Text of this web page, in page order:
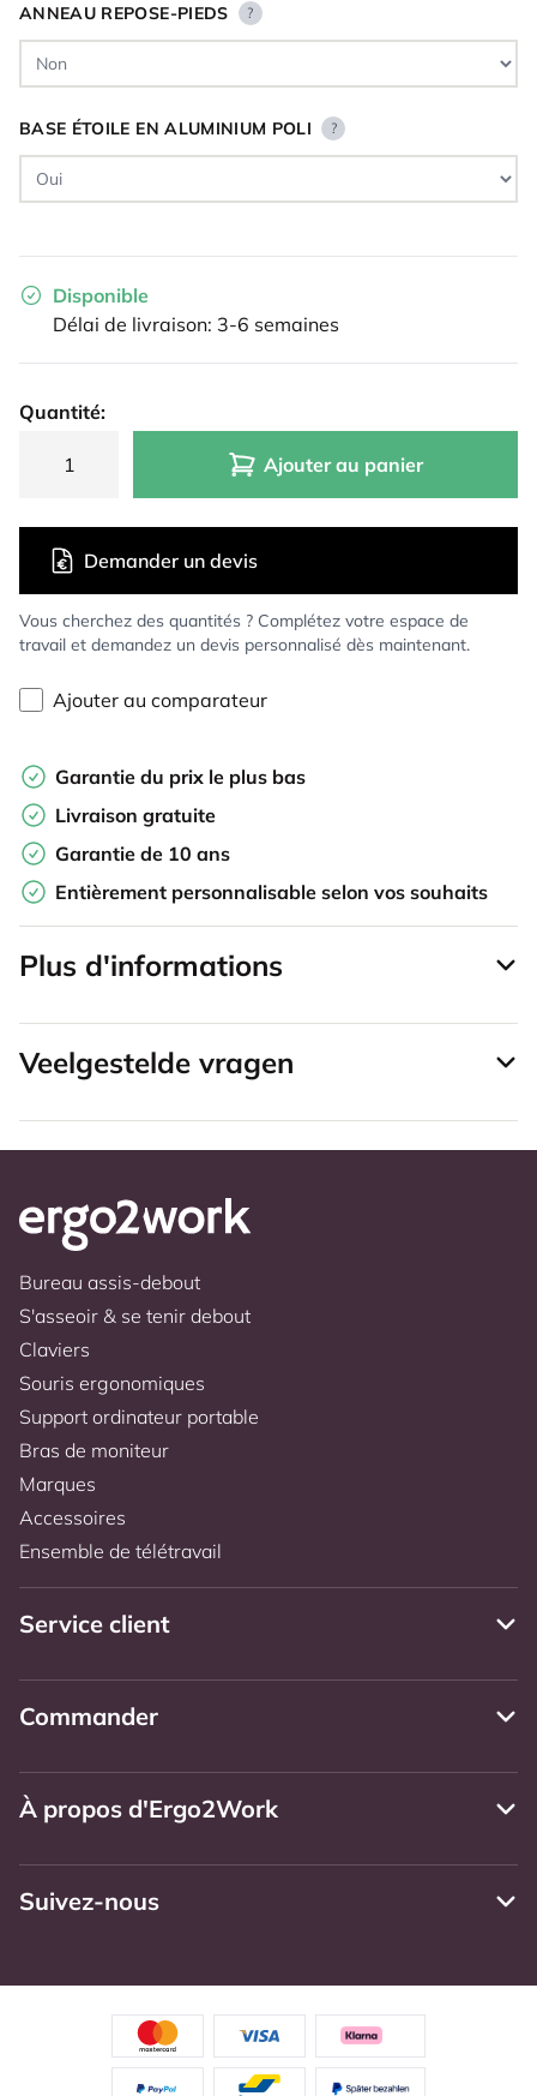
ANNEAU REPOSE-PIEDS ?
BASE ÉTOILE EN ALUMINIUM POLI ?
Disponible
Délai de livraison: 3-6 semaines
Quantité:
Ajouter au panier
Vous cherchez des quantités ? Complétez votre espace de
travail et demandez un devis personnalisé dès maintenant.
Demander un devis
Ajouter au comparateur
Garantie du prix le plus bas
Livraison gratuite
Garantie de 10 ans
Entièrement personnalisable selon vos souhaits
Plus d'informations
Veelgestelde vragen
Bureau assis-debout
S'asseoir & se tenir debout
Claviers
Souris ergonomiques
Support ordinateur portable
Bras de moniteur
Marques
Accessoires
Ensemble de télétravail
Service client
Commander
À propos d'Ergo2Work
Suivez-nous